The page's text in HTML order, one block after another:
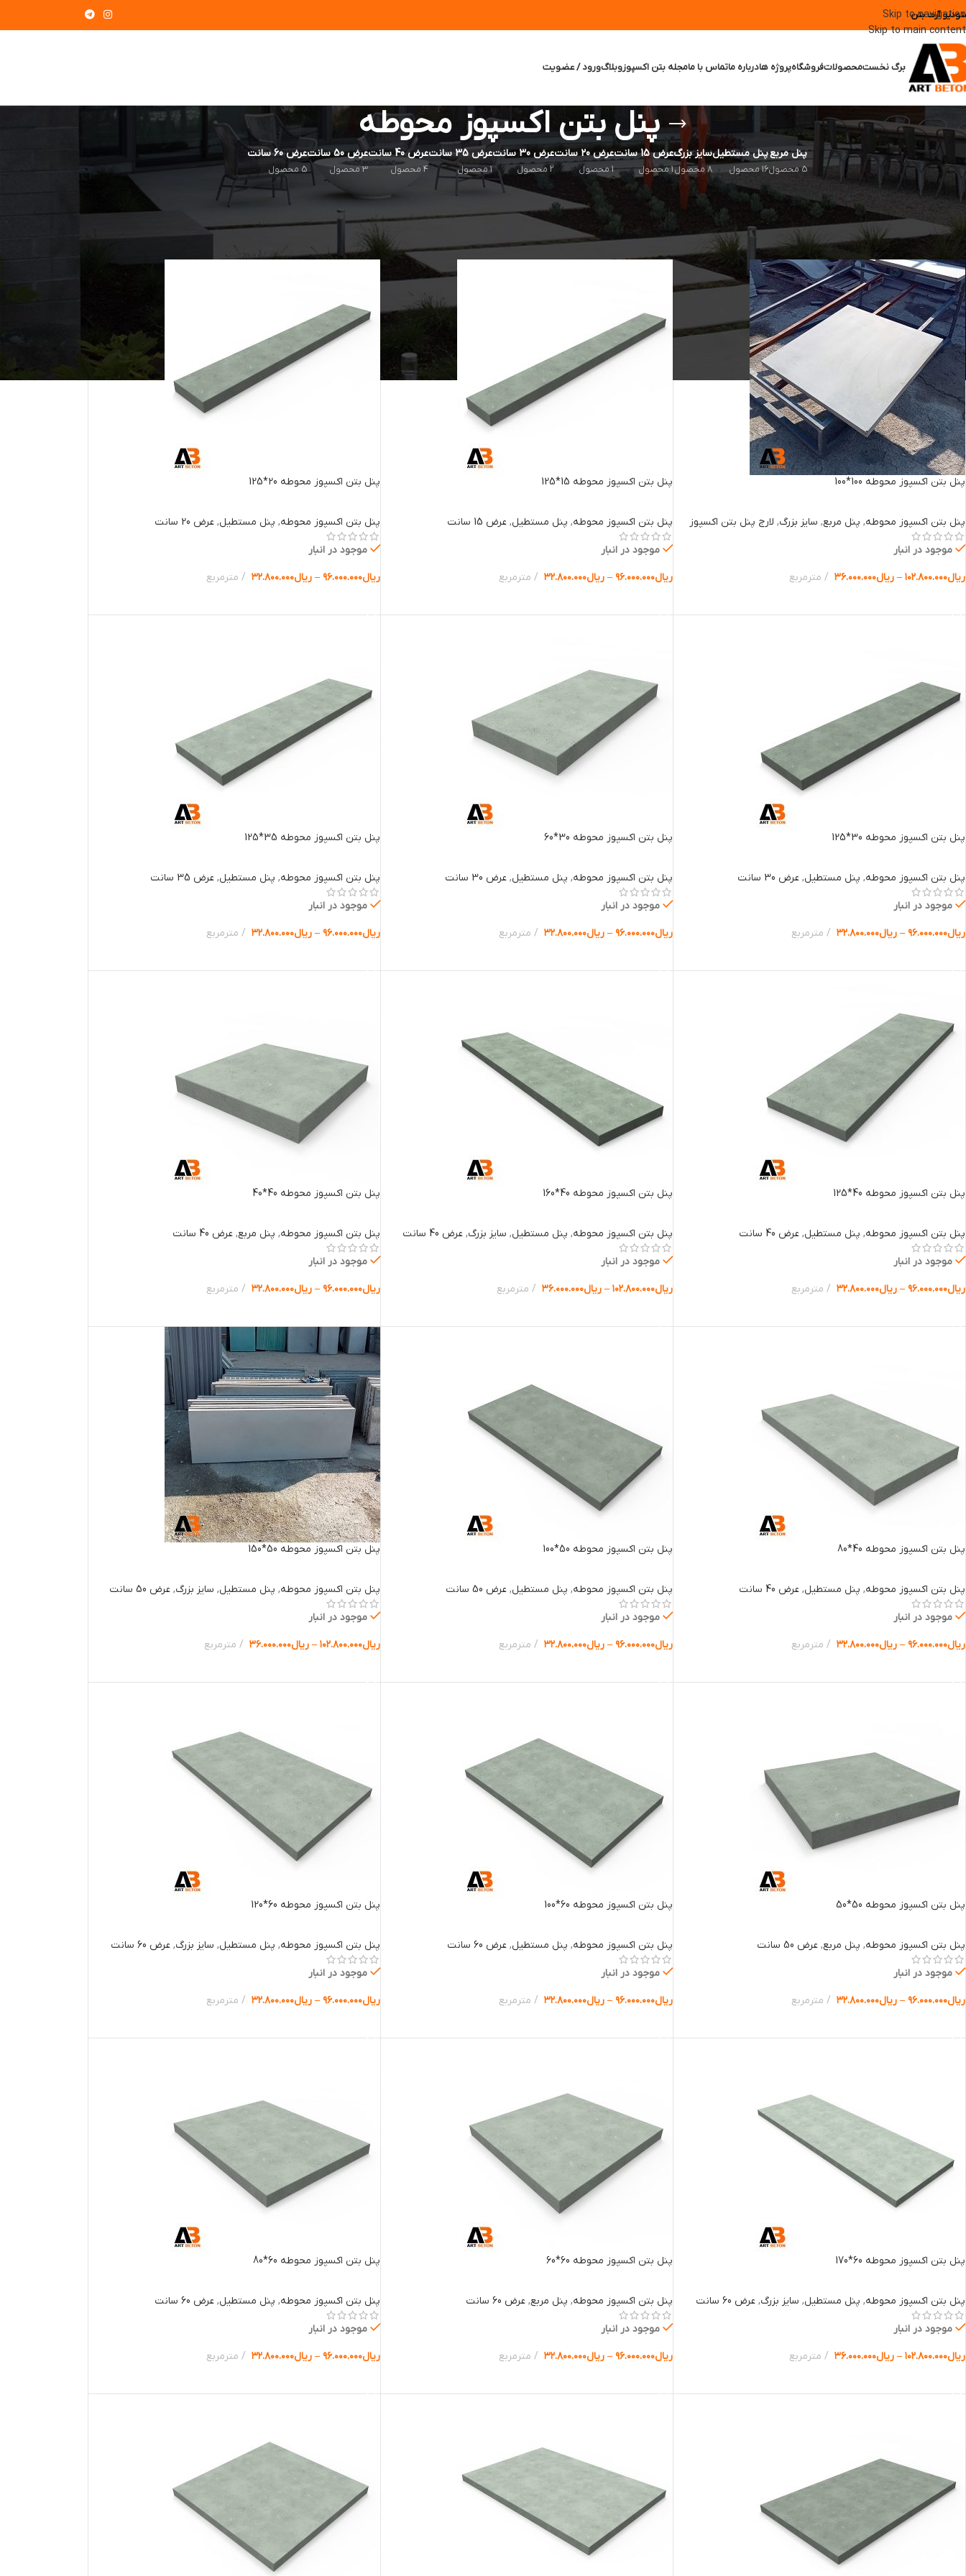
Skip to navigation
Skip to main content
آرت بتن
برگ نخستمحصولاتفروشگاهپروژه هادرباره ماتماس با مامجله بتن اکسپوزوبلاگورود / عضویت
پنل بتن اکسپوز محوطه
پنل مربع
5 محصول
پنل مستطیل
16 محصول
سایز بزرگ
8 محصول
عرض 15 سانت
1 محصول
عرض 20 سانت
1 محصول
عرض 30 سانت
2 محصول
عرض 35 سانت
1 محصول
عرض 40 سانت
4 محصول
عرض 50 سانت
3 محصول
عرض 60 سانت
5 محصول
قیمت و ابعاد پنل های بتن اکسپوز کف
خانه/پنل بتن اکسپوز محوطه
پنل بتن اکسپوز محوطه 100*100
پنل بتن اکسپوز محوطه, پنل مربع, سایز بزرگ, لارج پنل بتن اکسپوز
موجود در انبار
ریال۱۰۲.۸۰۰.۰۰۰ – ریال۳۶.۰۰۰.۰۰۰ مترمربع
پنل بتن اکسپوز محوطه 15*125
پنل بتن اکسپوز محوطه, پنل مستطیل, عرض 15 سانت
موجود در انبار
ریال۹۶.۰۰۰.۰۰۰ – ریال۳۲.۸۰۰.۰۰۰ مترمربع
پنل بتن اکسپوز محوطه 20*125
پنل بتن اکسپوز محوطه, پنل مستطیل, عرض 20 سانت
موجود در انبار
ریال۹۶.۰۰۰.۰۰۰ – ریال۳۲.۸۰۰.۰۰۰ مترمربع
پنل بتن اکسپوز محوطه 30*125
پنل بتن اکسپوز محوطه, پنل مستطیل, عرض 30 سانت
موجود در انبار
ریال۹۶.۰۰۰.۰۰۰ – ریال۳۲.۸۰۰.۰۰۰ مترمربع
پنل بتن اکسپوز محوطه 30*60
پنل بتن اکسپوز محوطه, پنل مستطیل, عرض 30 سانت
موجود در انبار
ریال۹۶.۰۰۰.۰۰۰ – ریال۳۲.۸۰۰.۰۰۰ مترمربع
پنل بتن اکسپوز محوطه 35*125
پنل بتن اکسپوز محوطه, پنل مستطیل, عرض 35 سانت
موجود در انبار
ریال۹۶.۰۰۰.۰۰۰ – ریال۳۲.۸۰۰.۰۰۰ مترمربع
پنل بتن اکسپوز محوطه 40*125
پنل بتن اکسپوز محوطه, پنل مستطیل, عرض 40 سانت
موجود در انبار
ریال۹۶.۰۰۰.۰۰۰ – ریال۳۲.۸۰۰.۰۰۰ مترمربع
پنل بتن اکسپوز محوطه 40*160
پنل بتن اکسپوز محوطه, پنل مستطیل, سایز بزرگ, عرض 40 سانت
موجود در انبار
ریال۱۰۲.۸۰۰.۰۰۰ – ریال۳۶.۰۰۰.۰۰۰ مترمربع
پنل بتن اکسپوز محوطه 40*40
پنل بتن اکسپوز محوطه, پنل مربع, عرض 40 سانت
موجود در انبار
ریال۹۶.۰۰۰.۰۰۰ – ریال۳۲.۸۰۰.۰۰۰ مترمربع
پنل بتن اکسپوز محوطه 40*80
پنل بتن اکسپوز محوطه, پنل مستطیل, عرض 40 سانت
موجود در انبار
ریال۹۶.۰۰۰.۰۰۰ – ریال۳۲.۸۰۰.۰۰۰ مترمربع
پنل بتن اکسپوز محوطه 50*100
پنل بتن اکسپوز محوطه, پنل مستطیل, عرض 50 سانت
موجود در انبار
ریال۹۶.۰۰۰.۰۰۰ – ریال۳۲.۸۰۰.۰۰۰ مترمربع
پنل بتن اکسپوز محوطه 50*150
پنل بتن اکسپوز محوطه, پنل مستطیل, سایز بزرگ, عرض 50 سانت
موجود در انبار
ریال۱۰۲.۸۰۰.۰۰۰ – ریال۳۶.۰۰۰.۰۰۰ مترمربع
پنل بتن اکسپوز محوطه 50*50
پنل بتن اکسپوز محوطه, پنل مربع, عرض 50 سانت
موجود در انبار
ریال۹۶.۰۰۰.۰۰۰ – ریال۳۲.۸۰۰.۰۰۰ مترمربع
پنل بتن اکسپوز محوطه 60*100
پنل بتن اکسپوز محوطه, پنل مستطیل, عرض 60 سانت
موجود در انبار
ریال۹۶.۰۰۰.۰۰۰ – ریال۳۲.۸۰۰.۰۰۰ مترمربع
پنل بتن اکسپوز محوطه 60*120
پنل بتن اکسپوز محوطه, پنل مستطیل, سایز بزرگ, عرض 60 سانت
موجود در انبار
ریال۹۶.۰۰۰.۰۰۰ – ریال۳۲.۸۰۰.۰۰۰ مترمربع
پنل بتن اکسپوز محوطه 60*170
پنل بتن اکسپوز محوطه, پنل مستطیل, سایز بزرگ, عرض 60 سانت
موجود در انبار
ریال۱۰۲.۸۰۰.۰۰۰ – ریال۳۶.۰۰۰.۰۰۰ مترمربع
پنل بتن اکسپوز محوطه 60*60
پنل بتن اکسپوز محوطه, پنل مربع, عرض 60 سانت
موجود در انبار
ریال۹۶.۰۰۰.۰۰۰ – ریال۳۲.۸۰۰.۰۰۰ مترمربع
پنل بتن اکسپوز محوطه 60*80
پنل بتن اکسپوز محوطه, پنل مستطیل, عرض 60 سانت
موجود در انبار
ریال۹۶.۰۰۰.۰۰۰ – ریال۳۲.۸۰۰.۰۰۰ مترمربع